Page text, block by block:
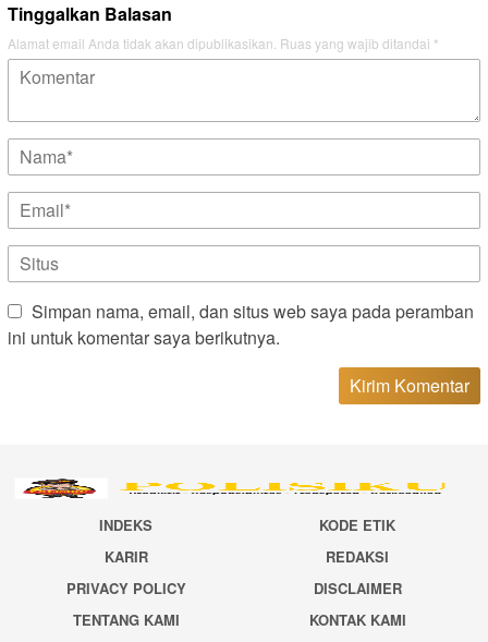
Tinggalkan Balasan
Alamat email Anda tidak akan dipublikasikan. Ruas yang wajib ditandai *
Simpan nama, email, dan situs web saya pada peramban
ini untuk komentar saya berikutnya.
INDEKS
KODE ETIK
KARIR
REDAKSI
PRIVACY POLICY
DISCLAIMER
TENTANG KAMI
KONTAK KAMI